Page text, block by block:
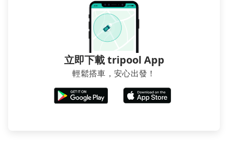
對於急著用車或者要載其他乘客的人來說就有不小的風
險。最後，雖然路邊隨租隨還看似方便，但實際使用時
還是有其區域的限制，實際可停靠的地點與你的上下車
地點仍有段距離，在遇到下雨天或者載行李時，就顯得
立即下載 tripool App
輕鬆搭車，安心出發！